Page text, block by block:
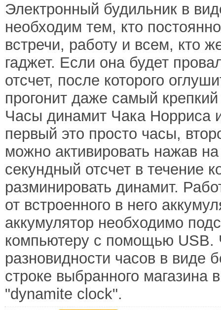
Электронный будильник в
необходим тем, кто
встречи, работу и всем, кто
гаджет. Если она будет
отсчет, после которого
прогонит даже самый
Часы динамит Чака Норриса
первый это просто часы,
можно активировать нажав
секундный отсчет в течение
разминировать динамит.
от встроенного в него
аккумулятор необходимо
компьютеру с помощью USB.
разновидности часов в виде
строке выбранного магазина
"dynamite clock".